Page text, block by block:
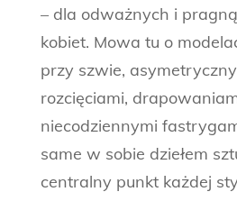
– dla odważnych i
kobiet. Mowa tu o
przy szwie,
rozcięciami,
niecodziennymi
same w sobie dziełem
centralny punkt każdej